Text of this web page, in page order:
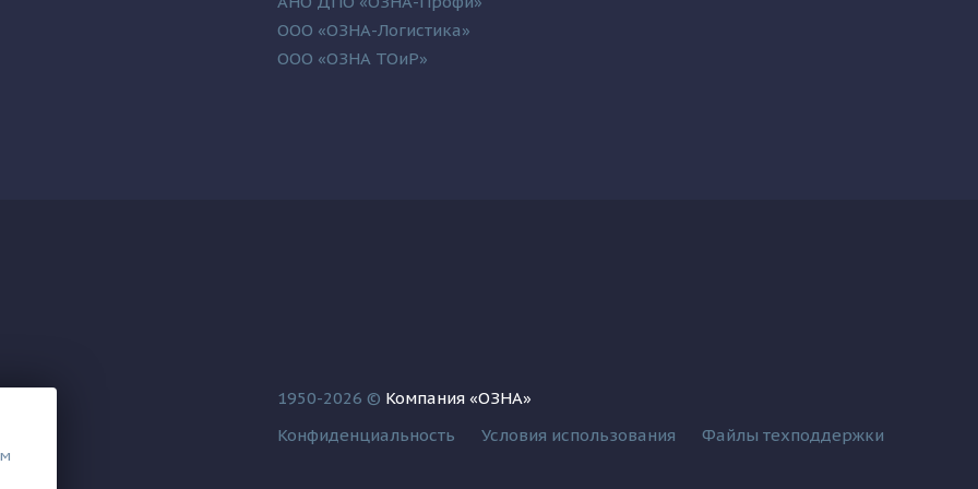
ООО «ОЗНА-Логистика»
ООО «ОЗНА ТОиР»
1950-2026 © Компания «ОЗНА»
Конфиденциальность
Условия использования Файлы техподдержки